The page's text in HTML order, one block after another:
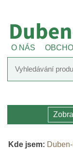
O NÁS
Kde jsem: